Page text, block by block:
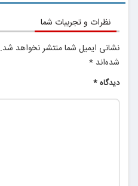
نظرات و تجربیات شما
نشانی ایمیل شما منتشر نخواهد شد.
شده‌اند *
دیدگاه*